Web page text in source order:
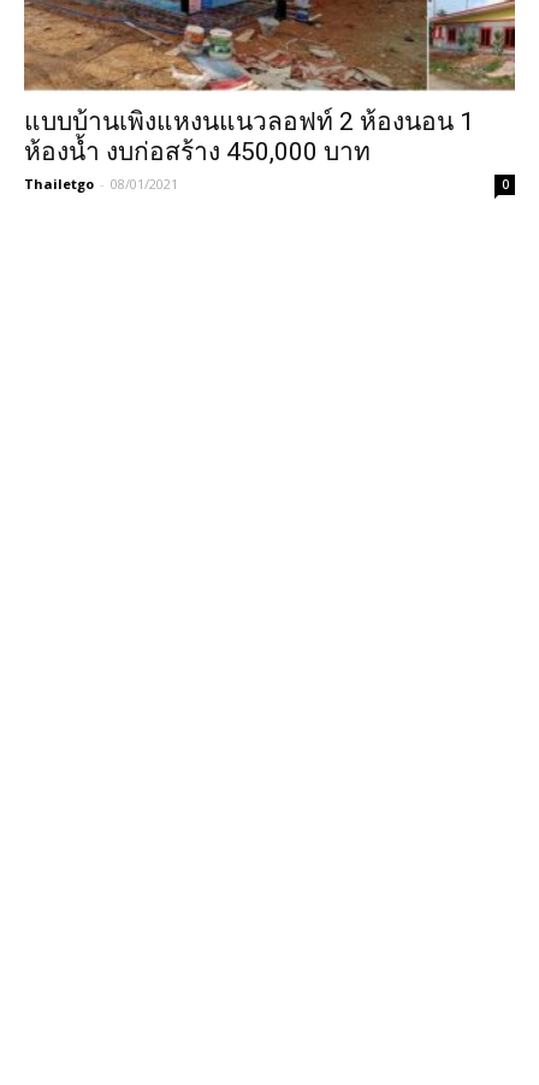
แบบบ้านเพิงแหงนแนวลอฟท์ 2 ห้องนอน 1
ห้องน้ำ งบก่อสร้าง 450,000 บาท
Thailetgo - 08/01/2021 0